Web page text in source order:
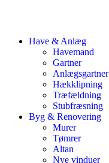
Have & Anlæg
Havemand
Gartner
Anlægsgartner
Hækklipning
Træfældning
Stubfræsning
Byg & Renovering
Murer
Tømrer
Altan
Nye vinduer